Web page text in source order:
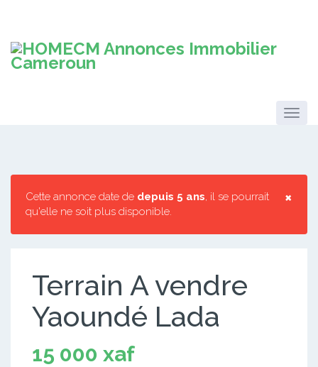
×
Cette annonce date de depuis 5 ans, il se pourrait
qu'elle ne soit plus disponible.
Terrain A vendre
Yaoundé Lada
15 000 xaf